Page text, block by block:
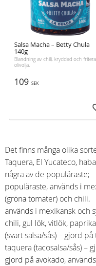
Salsa Macha – Betty Chula
140g
Blandning av chili, kryddad och
olivolja.
109 SEK
Det finns många olika
Taquera, El Yucateco,
några av de populäraste;
populäraste, används i
(gröna tomater) och chili.
används i mexikansk och
chili, gul lök, vitlök,
(svart salsa/sås) – gjord
taquera (tacosalsa/sås)
gjord på avokado,